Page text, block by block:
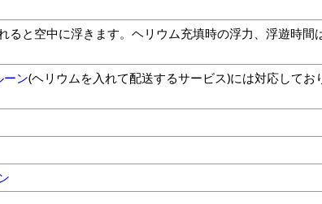
ると空中に浮きます。ヘリウム充填時の浮力、浮遊時間
ーン(ヘリウムを入れて配送するサービス)には対応してお